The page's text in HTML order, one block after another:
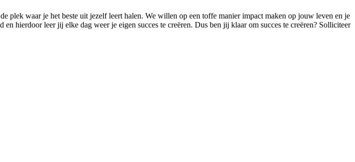
plek waar je het beste uit jezelf leert halen. We willen op een toffe manier impact maken op jouw leven en je
hierdoor leer jij elke dag weer je eigen succes te creëren. Dus ben jij klaar om succes te creëren? Solliciteer